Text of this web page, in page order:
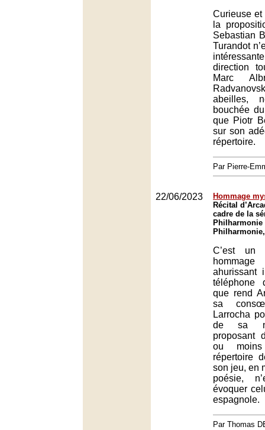
Curieuse et
la
Sebastian
Turandot
direction
Marc
abeilles,
bouchée
que Piotr
sur son
répertoire.
Par Pierre-
22/06/2023
Hommage
Récital
cadre de la
Philharmonie
C’est un
ahurissant
téléphone
que rend
sa
Larrocha
de sa
proposant
ou
répertoire
son jeu, en
poésie,
évoquer
espagnole.
Par Thomas